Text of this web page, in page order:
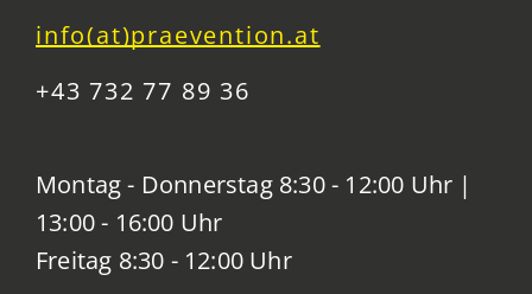
info(at)praevention.at
+43 732 77 89 36
Montag - Donnerstag 8:30 - 12:00 Uhr |
13:00 - 16:00 Uhr
Freitag 8:30 - 12:00 Uhr